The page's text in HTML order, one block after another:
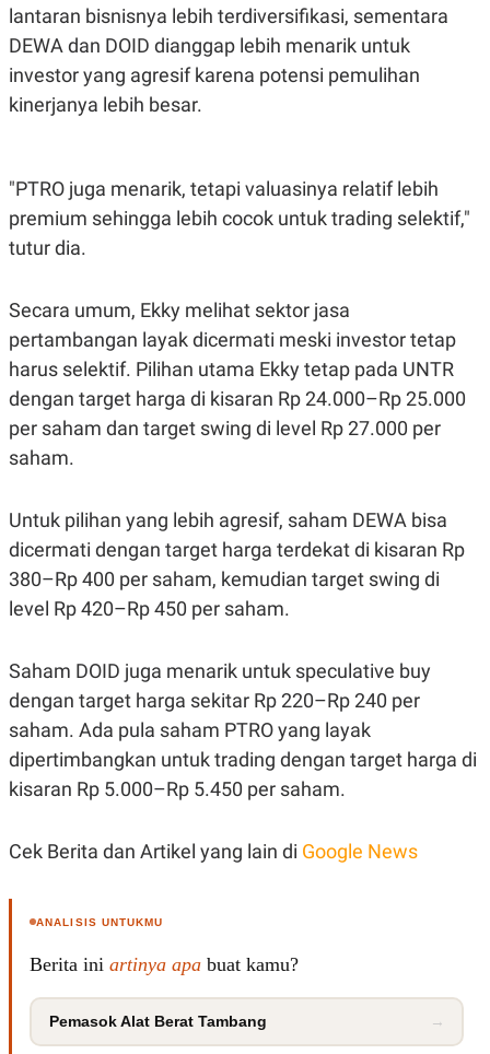
lantaran bisnisnya lebih terdiversifikasi, sementara
DEWA dan DOID dianggap lebih menarik untuk
investor yang agresif karena potensi pemulihan
kinerjanya lebih besar.
"PTRO juga menarik, tetapi valuasinya relatif lebih
premium sehingga lebih cocok untuk trading selektif,"
tutur dia.
Secara umum, Ekky melihat sektor jasa
pertambangan layak dicermati meski investor tetap
harus selektif. Pilihan utama Ekky tetap pada UNTR
dengan target harga di kisaran Rp 24.000–Rp 25.000
per saham dan target swing di level Rp 27.000 per
saham.
Untuk pilihan yang lebih agresif, saham DEWA bisa
dicermati dengan target harga terdekat di kisaran Rp
380–Rp 400 per saham, kemudian target swing di
level Rp 420–Rp 450 per saham.
Saham DOID juga menarik untuk speculative buy
dengan target harga sekitar Rp 220–Rp 240 per
saham. Ada pula saham PTRO yang layak
dipertimbangkan untuk trading dengan target harga di
kisaran Rp 5.000–Rp 5.450 per saham.
Cek Berita dan Artikel yang lain di Google News
ANALISIS UNTUKMU
Berita ini artinya apa buat kamu?
Pemasok Alat Berat Tambang →